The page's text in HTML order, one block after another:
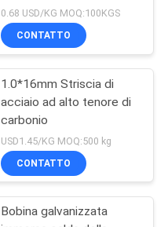
M10 M12 M16 M20 M25
Piana galvanizzata
0.68 USD/KG MOQ:100KGS
CONTATTO
1.0*16mm Striscia di
acciaio ad alto tenore di
carbonio
USD1.45/KG MOQ:500 kg
CONTATTO
Bobina galvanizzata